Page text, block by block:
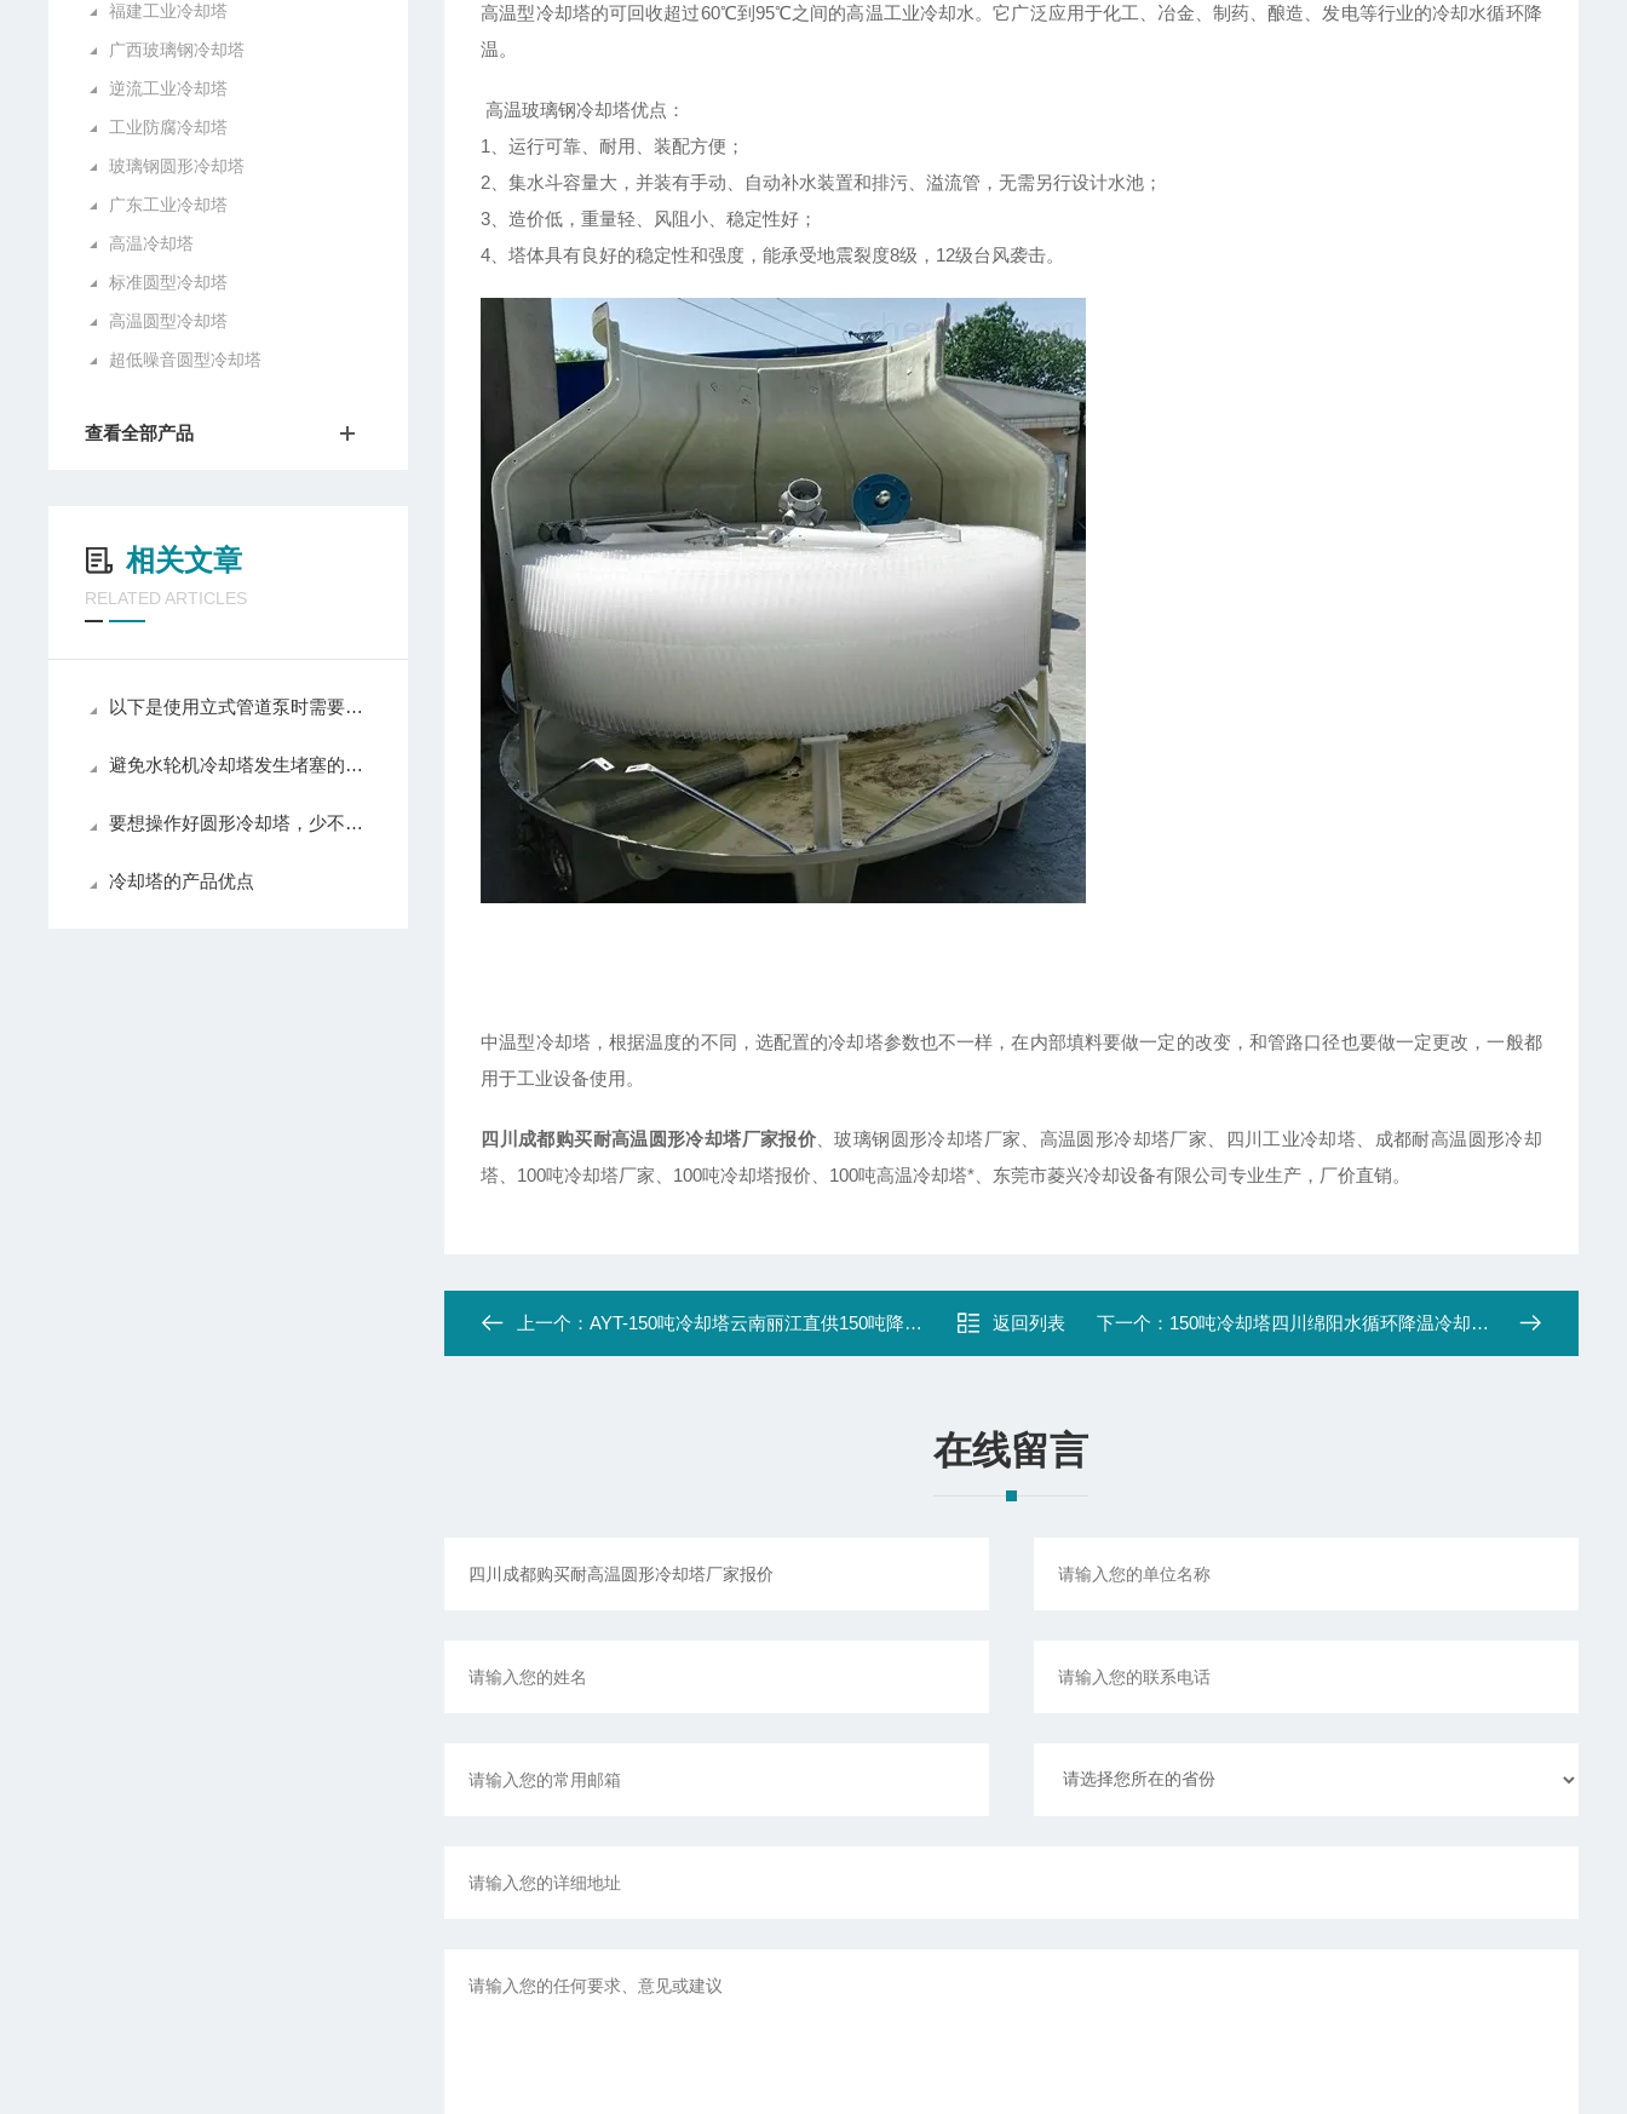
福建工业冷却塔
广西玻璃钢冷却塔
逆流工业冷却塔
工业防腐冷却塔
玻璃钢圆形冷却塔
广东工业冷却塔
高温冷却塔
标准圆型冷却塔
高温圆型冷却塔
超低噪音圆型冷却塔
查看全部产品
相关文章
RELATED ARTICLES
以下是使用立式管道泵时需要注意的几个要点
避免水轮机冷却塔发生堵塞的措施有哪些
要想操作好圆形冷却塔，少不了以下步骤！
冷却塔的产品优点
高温型冷却塔的可回收超过60℃到95℃之间的高温工业冷却水。它广泛应用于化工、冶金、制药、酿造、发电等行业的冷却水循环降
温。
高温玻璃钢冷却塔优点：
1、运行可靠、耐用、装配方便；
2、集水斗容量大，并装有手动、自动补水装置和排污、溢流管，无需另行设计水池；
3、造价低，重量轻、风阻小、稳定性好；
4、塔体具有良好的稳定性和强度，能承受地震裂度8级，12级台风袭击。
中温型冷却塔，根据温度的不同，选配置的冷却塔参数也不一样，在内部填料要做一定的改变，和管路口径也要做一定更改，一般都
用于工业设备使用。
四川成都购买耐高温圆形冷却塔厂家报价 、玻璃钢圆形冷却塔厂家、高温圆形冷却塔厂家、四川工业冷却塔、成都耐高温圆形冷却
塔、100吨冷却塔厂家、100吨冷却塔报价、100吨高温冷却塔*、东莞市菱兴冷却设备有限公司专业生产，厂价直销。
上一个：AYT-150吨冷却塔云南丽江直供150吨降温冷却塔 返回列表 下一个： 150吨冷却塔四川绵阳水循环降温冷却塔厂家
在线留言